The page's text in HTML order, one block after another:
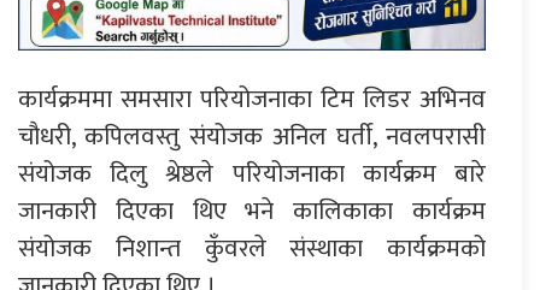
कार्यक्रममा समसारा परियोजनाका टिम लिडर अभिनव
चौधरी, कपिलवस्तु संयोजक अनिल घर्ती, नवलपरासी
संयोजक दिलु श्रेष्ठले परियोजनाका कार्यक्रम बारे
जानकारी दिएका थिए भने कालिकाका कार्यक्रम
संयोजक निशान्त कुँवरले संस्थाका कार्यक्रमको